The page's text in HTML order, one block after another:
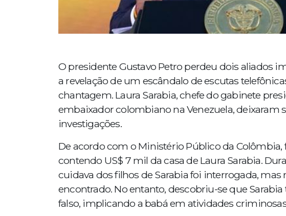
O presidente Gustavo Petro perdeu dois aliados
a revelação de um escândalo de escutas
chantagem. Laura Sarabia, chefe do gabinete
embaixador colombiano na Venezuela, deixaram
investigações.
De acordo com o Ministério Público da
contendo US$ 7 mil da casa de Laura Sarabia.
cuidava dos filhos de Sarabia foi interrogada,
encontrado. No entanto, descobriu-se que
falso, implicando a babá em atividades